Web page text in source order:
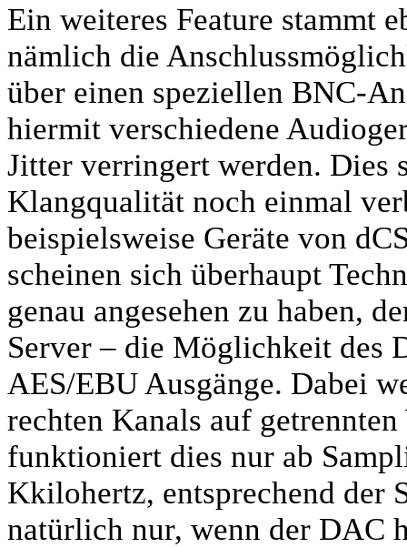
Ein weiteres Feature stammt
nämlich die
über einen speziellen BNC-
hiermit verschiedene
Jitter verringert werden. Dies
Klangqualität noch einmal
beispielsweise Geräte von
scheinen sich überhaupt
genau angesehen zu haben,
Server – die Möglichkeit des
AES/EBU Ausgänge. Dabei
rechten Kanals auf
funktioniert dies nur ab
Kkilohertz, entsprechend der
natürlich nur, wenn der DAC